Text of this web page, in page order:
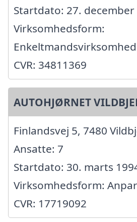
Startdato: 27. december
Virksomhedsform:
Enkeltmandsvirksomhed
CVR: 34811369
AUTOHJØRNET
Finlandsvej 5, 7480
Ansatte: 7
Startdato: 30. marts
Virksomhedsform:
CVR: 17719092